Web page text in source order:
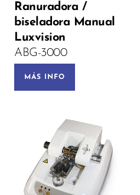
Ranuradora /
biseladora Manual
Luxvision
ABG-3000
MÁS INFO
Voltage: